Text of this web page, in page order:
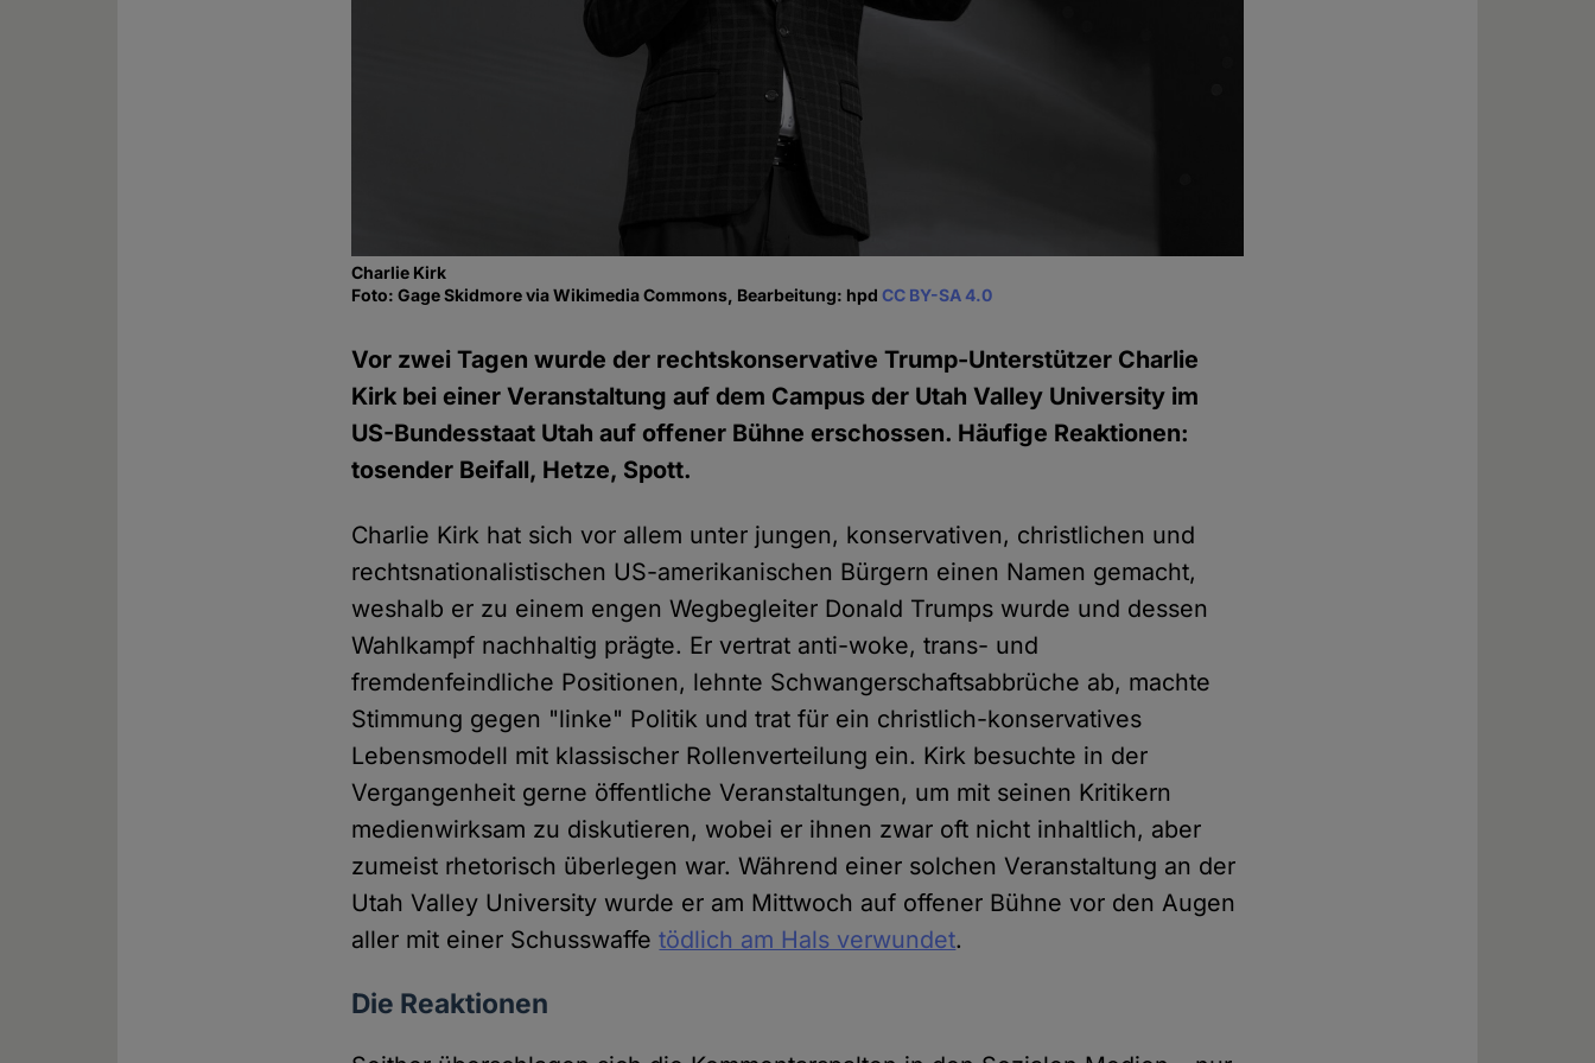
Charlie Kirk
Foto: Gage Skidmore via Wikimedia Commons, Bearbeitung: hpdCC BY-SA 4.0
Vor zwei Tagen wurde der rechtskonservative Trump-Unterstützer Charlie
Kirk bei einer Veranstaltung auf dem Campus der Utah Valley University im
US-Bundesstaat Utah auf offener Bühne erschossen. Häufige Reaktionen:
tosender Beifall, Hetze, Spott.
Charlie Kirk hat sich vor allem unter jungen, konservativen, christlichen und
rechtsnationalistischen US-amerikanischen Bürgern einen Namen gemacht,
weshalb er zu einem engen Wegbegleiter Donald Trumps wurde und dessen
Wahlkampf nachhaltig prägte. Er vertrat anti-woke, trans- und
fremdenfeindliche Positionen, lehnte Schwangerschaftsabbrüche ab, machte
Stimmung gegen "linke" Politik und trat für ein christlich-konservatives
Lebensmodell mit klassischer Rollenverteilung ein. Kirk besuchte in der
Vergangenheit gerne öffentliche Veranstaltungen, um mit seinen Kritikern
medienwirksam zu diskutieren, wobei er ihnen zwar oft nicht inhaltlich, aber
zumeist rhetorisch überlegen war. Während einer solchen Veranstaltung an der
Utah Valley University wurde er am Mittwoch auf offener Bühne vor den Augen
aller mit einer Schusswaffetödlich am Hals verwundet.
Die Reaktionen